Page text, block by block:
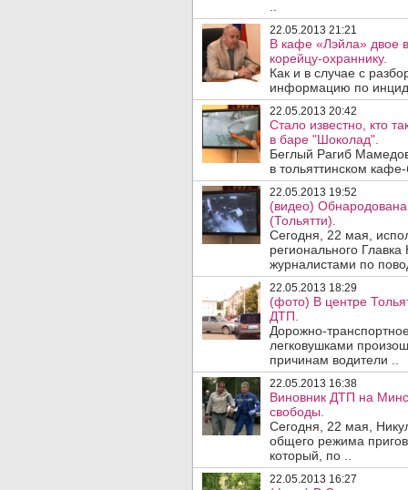
22.05.2013 21:21
В кафе «Лэйла» двое
корейцу-охраннику.
Как и в случае с
информацию по
22.05.2013 20:42
Стало известно, кто
в баре "Шоколад".
Беглый Рагиб
в тольяттинском
22.05.2013 19:52
(видео)
(Тольятти).
Сегодня, 22 мая,
регионального
журналистами по
22.05.2013 18:29
(фото) В центре
ДТП.
Дорожно-
легковушками
причинам водители ..
22.05.2013 16:38
Виновник ДТП на
свободы.
Сегодня, 22 мая,
общего режима
который, по ..
22.05.2013 16:27